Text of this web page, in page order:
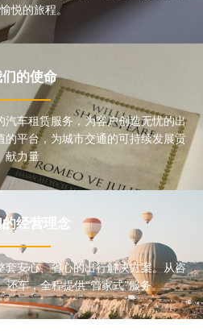
悦的旅程。
的使命
汽车租赁服务，为客户创造无忧的出
的平台，为城市交通的可持续发展贡
献力量
经营理念
套安心、省心的出行解决方案。从咨
还车，全程提供“管家式”服务。